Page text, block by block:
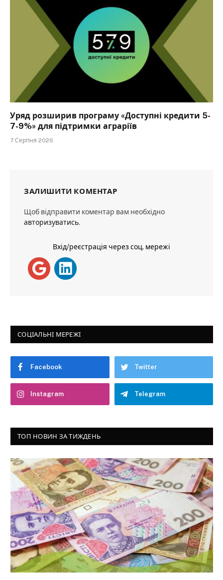
Уряд розширив програму «Доступні кредити 5-
7-9%» для підтримки аграріїв
7 Серпня 2026
ЗАЛИШИТИ КОМЕНТАР
Щоб відправити коментар вам необхідно
авторизуватись.
Вхід/реєстрація через соц. мережі
СОЦІАЛЬНІ МЕРЕЖІ
Facebook Twitter
Instagram Telegram
ТОП НОВИН ЗА ТИЖДЕНЬ